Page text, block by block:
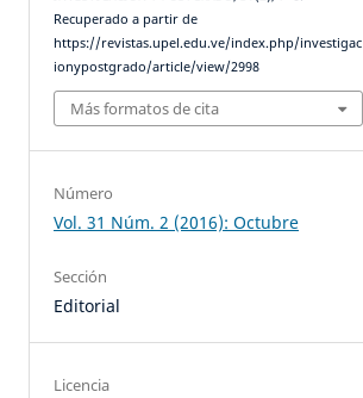
Recuperado a partir de
https://revistas.upel.edu.ve/index.php/investigac
ionypostgrado/article/view/2998
Más formatos de cita
Número
Vol. 31 Núm. 2 (2016): Octubre
Sección
Editorial
Licencia